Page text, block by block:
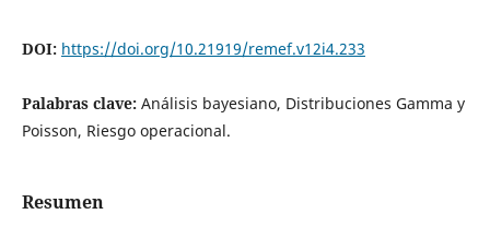
DOI: https://doi.org/10.21919/remef.v12i4.233
Palabras clave: Análisis bayesiano, Distribuciones Gamma y
Poisson, Riesgo operacional.
Resumen